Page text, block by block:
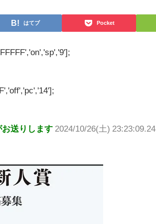
はてブ Pocket
送りします 2024/10/26(土) 23:23:09.24